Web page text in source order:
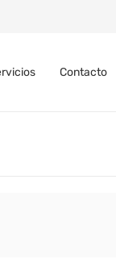
Contacto